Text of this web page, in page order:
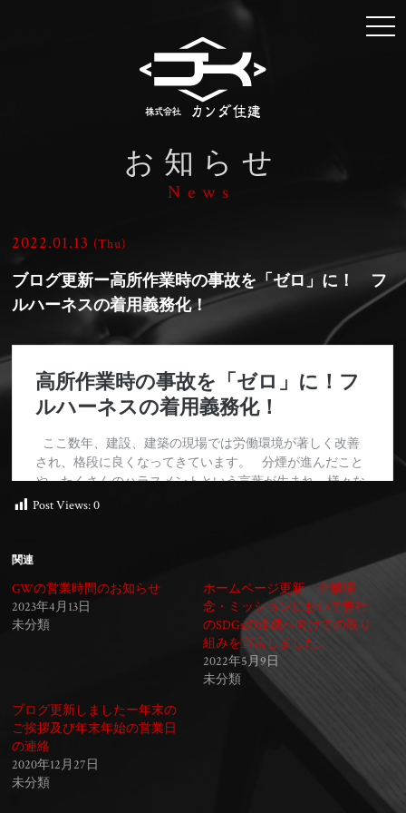
お知らせ
News
2022.01.13 (Thu)
ブログ更新ー高所作業時の事故を「ゼロ」に！ フ
ルハーネスの着用義務化！
Post Views:0
関連
GWの営業時間のお知らせ
2023年4月13日
未分類
ホームページ更新 企業理
念・ミッションにおいて弊社
のSDGsの達成へ向けての取り
組みを宣言しました。
2022年5月9日
未分類
ブログ更新しましたー年末の
ご挨拶及び年末年始の営業日
の連絡
2020年12月27日
未分類